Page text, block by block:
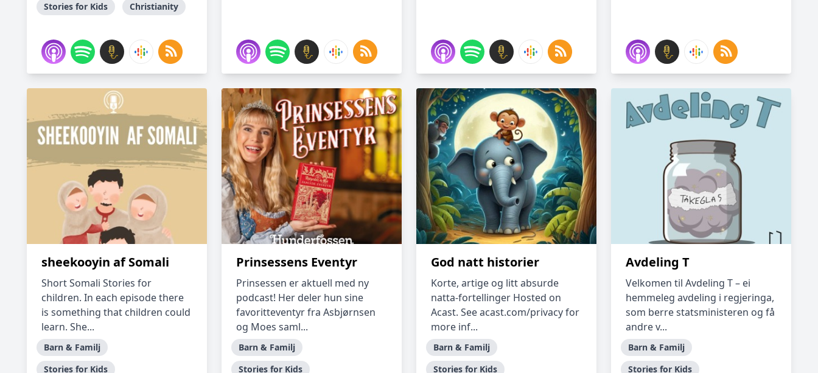
Stories for Kids
Christianity
sheekooyin af Somali
Short Somali Stories for
children. In each episode there
is something that children could
learn. She...
Barn & Familj
Stories for Kids
Prinsessens Eventyr
Prinsessen er aktuell med ny
podcast! Her deler hun sine
favoritteventyr fra Asbjørnsen
og Moes saml...
Barn & Familj
Stories for Kids
God natt historier
Korte, artige og litt absurde
natta-fortellinger Hosted on
Acast. See acast.com/privacy for
more inf...
Barn & Familj
Stories for Kids
Avdeling T
Velkomen til Avdeling T – ei
hemmeleg avdeling i regjeringa,
som berre statsministeren og få
andre v...
Barn & Familj
Stories for Kids